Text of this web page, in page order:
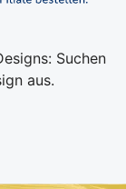
Suchen
aus.